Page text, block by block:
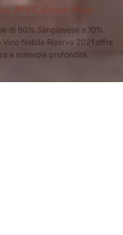
10% Cabernet Franc
di 90% Sangiovese e 10%
Nobile Riserva 2021 offre
e notevole profondità.